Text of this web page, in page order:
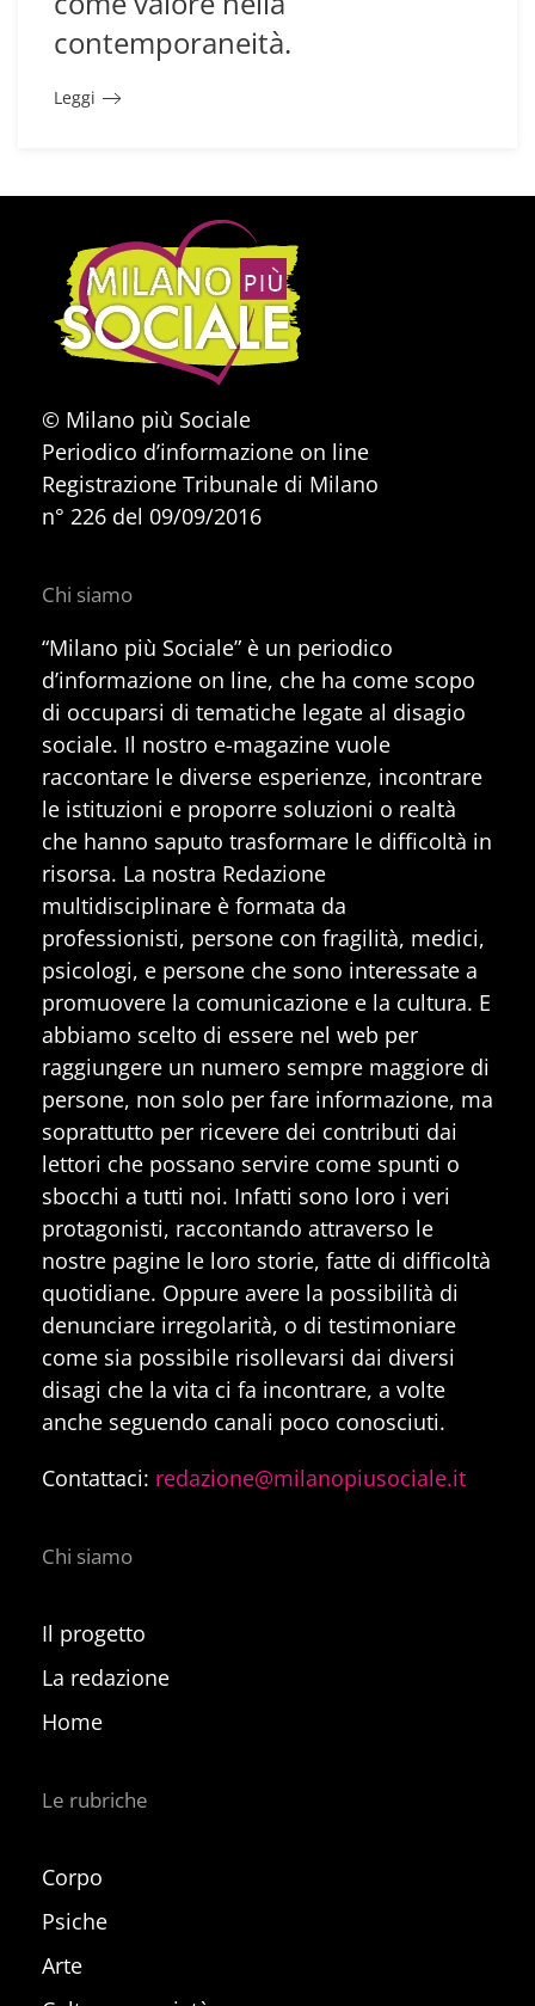
contemporaneità.
Leggi
© Milano più Sociale
Periodico d’informazione on line
Registrazione Tribunale di Milano
n° 226 del 09/09/2016
Chi siamo
“Milano più Sociale” è un periodico
d’informazione on line, che ha come scopo
di occuparsi di tematiche legate al disagio
sociale. Il nostro e-magazine vuole
raccontare le diverse esperienze, incontrare
le istituzioni e proporre soluzioni o realtà
che hanno saputo trasformare le difficoltà in
risorsa. La nostra Redazione
multidisciplinare è formata da
professionisti, persone con fragilità, medici,
psicologi, e persone che sono interessate a
promuovere la comunicazione e la cultura. E
abbiamo scelto di essere nel web per
raggiungere un numero sempre maggiore di
persone, non solo per fare informazione, ma
soprattutto per ricevere dei contributi dai
lettori che possano servire come spunti o
sbocchi a tutti noi. Infatti sono loro i veri
protagonisti, raccontando attraverso le
nostre pagine le loro storie, fatte di difficoltà
quotidiane. Oppure avere la possibilità di
denunciare irregolarità, o di testimoniare
come sia possibile risollevarsi dai diversi
disagi che la vita ci fa incontrare, a volte
anche seguendo canali poco conosciuti.
Contattaci: redazione@milanopiusociale.it
Chi siamo
Il progetto
La redazione
Home
Le rubriche
Corpo
Psiche
Arte